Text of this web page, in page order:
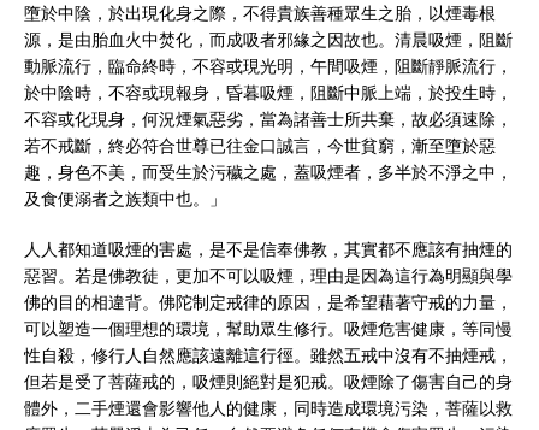
墮於中陰，於出現化身之際，不得貴族善種眾生之胎，以煙毒根
源，是由胎血火中焚化，而成吸者邪緣之因故也。清晨吸煙，阻斷
動脈流行，臨命終時，不容或現光明，午間吸煙，阻斷靜脈流行，
於中陰時，不容或現報身，昏暮吸煙，阻斷中脈上端，於投生時，
不容或化現身，何況煙氣惡劣，當為諸善士所共棄，故必須速除，
若不戒斷，終必符合世尊已往金口誠言，今世貧窮，漸至墮於惡
趣，身色不美，而受生於污穢之處，蓋吸煙者，多半於不淨之中，
及食便溺者之族類中也。」
人人都知道吸煙的害處，是不是信奉佛教，其實都不應該有抽煙的
惡習。若是佛教徒，更加不可以吸煙，理由是因為這行為明顯與學
佛的目的相違背。佛陀制定戒律的原因，是希望藉著守戒的力量，
可以塑造一個理想的環境，幫助眾生修行。吸煙危害健康，等同慢
性自殺，修行人自然應該遠離這行徑。雖然五戒中沒有不抽煙戒，
但若是受了菩薩戒的，吸煙則絕對是犯戒。吸煙除了傷害自己的身
體外，二手煙還會影響他人的健康，同時造成環境污染，菩薩以救